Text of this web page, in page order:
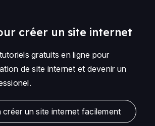
créer un site internet
gratuits en ligne pour
de site internet et devenir un
créer un site internet facilement